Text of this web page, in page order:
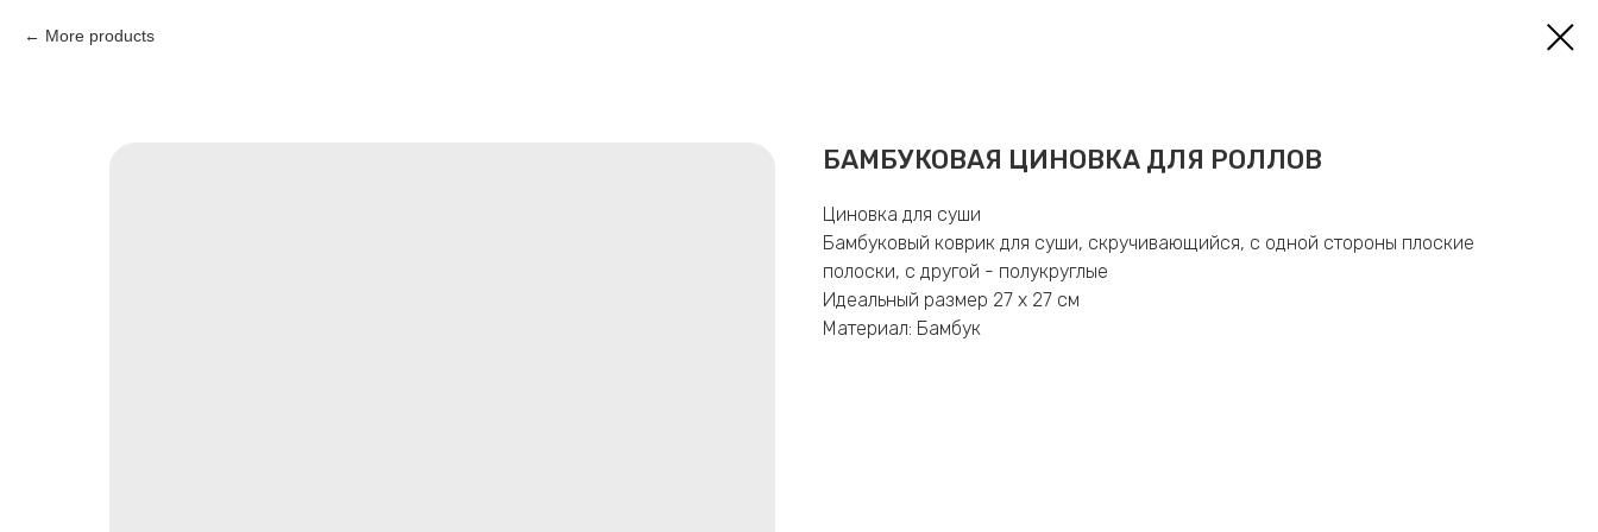
More products
БАМБУКОВАЯ ЦИНОВКА ДЛЯ РОЛЛОВ
Циновка для суши
Бамбуковый коврик для суши, скручивающийся, с одной стороны плоские
полоски, с другой - полукруглые
Идеальный размер 27 х 27 см
Материал: Бамбук